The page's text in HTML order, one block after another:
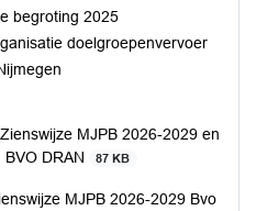
begroting 2025
doelgroepenvervoer
MJPB 2026-2029 en
DRAN
87 KB
MJPB 2026-2029 Bvo